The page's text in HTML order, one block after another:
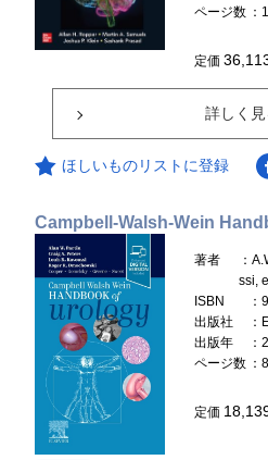
ページ数
定価
詳しく見
ほしいものリストに登録
Campbell-Walsh-Wein
著者
：
ssi,
ISBN
出版社
出版年
ページ数
定価